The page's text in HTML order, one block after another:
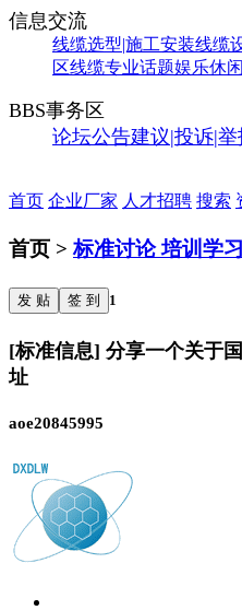
信息交流
线缆选型|施工安装线缆
区线缆专业话题娱乐休闲
BBS事务区
论坛公告建议|投诉|举
首页 企业厂家 人才招聘 搜索
首页 >标准讨论 培训学习
发 贴 签 到 1
[标准信息] 分享一个关于
址
aoe20845995